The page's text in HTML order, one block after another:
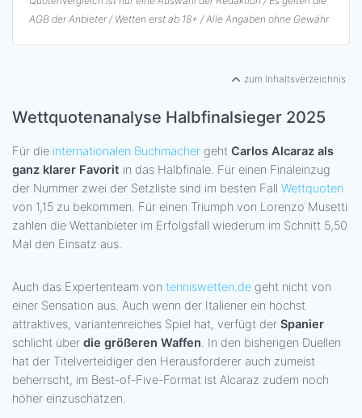
AGB der Anbieter / Wetten erst ab 18+ / Alle Angaben ohne Gewähr
zum Inhaltsverzeichnis
Wettquotenanalyse Halbfinalsieger 2025
Für die internationalen Buchmacher geht Carlos Alcaraz als
ganz klarer Favorit in das Halbfinale. Für einen Finaleinzug
der Nummer zwei der Setzliste sind im besten Fall Wettquoten
von 1,15 zu bekommen. Für einen Triumph von Lorenzo Musetti
zahlen die Wettanbieter im Erfolgsfall wiederum im Schnitt 5,50
Mal den Einsatz aus.
Auch das Expertenteam von tenniswetten.de geht nicht von
einer Sensation aus. Auch wenn der Italiener ein höchst
attraktives, variantenreiches Spiel hat, verfügt der Spanier
schlicht über die größeren Waffen. In den bisherigen Duellen
hat der Titelverteidiger den Herausforderer auch zumeist
beherrscht, im Best-of-Five-Format ist Alcaraz zudem noch
höher einzuschätzen.